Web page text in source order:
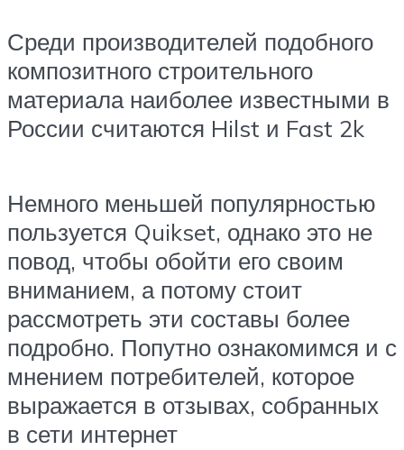
Среди производителей подобного
композитного строительного
материала наиболее известными в
России считаются Hilst и Fast 2k
Немного меньшей популярностью
пользуется Quikset, однако это не
повод, чтобы обойти его своим
вниманием, а потому стоит
рассмотреть эти составы более
подробно. Попутно ознакомимся и с
мнением потребителей, которое
выражается в отзывах, собранных
в сети интернет